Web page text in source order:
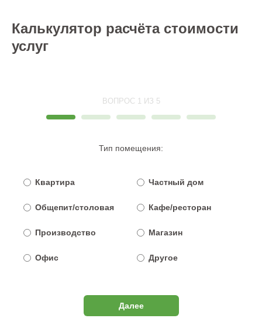
Калькулятор расчёта стоимости
услуг
ВОПРОС 1 ИЗ 5
Тип помещения:
Квартира Частный дом
Общепит/столовая Кафе/ресторан
Производство Магазин
Офис Другое
Далее